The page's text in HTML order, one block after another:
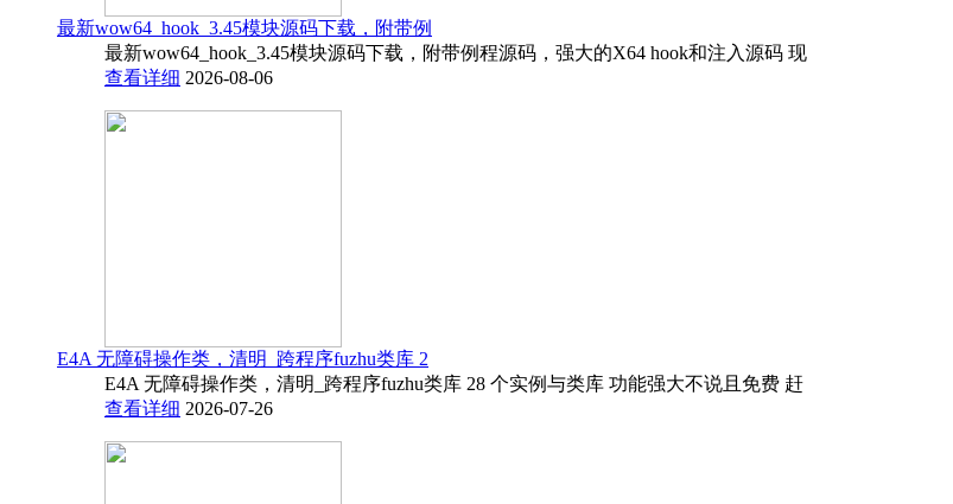
最新wow64_hook_3.45模块源码下载，附带例
最新wow64_hook_3.45模块源码下载，附带例程源码，强大的X64 hook和注入源码 现
查看详细 2026-08-06
E4A 无障碍操作类，清明_跨程序fuzhu类库 2
E4A 无障碍操作类，清明_跨程序fuzhu类库 28 个实例与类库 功能强大不说且免费 赶
查看详细 2026-07-26